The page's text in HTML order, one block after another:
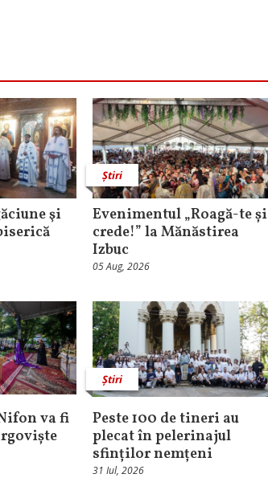
şi
Știri
Evenimentul „Roagă-te și
crede!” la Mănăstirea
Izbuc
05 Aug, 2026
va fi
Știri
Peste 100 de tineri au
plecat în pelerinajul
sfinților nemțeni
31 Iul, 2026